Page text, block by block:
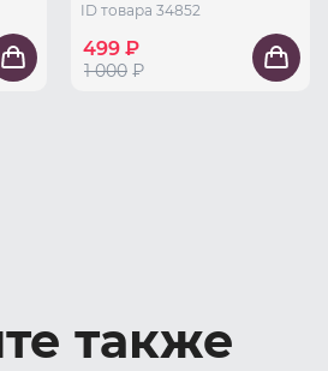
ID товара 34852
499 ₽
1 000 ₽
также